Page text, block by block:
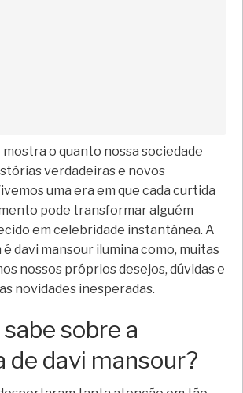
o quanto nossa sociedade
verdadeiras e novos
uma era em que cada curtida
pode transformar alguém
em celebridade instantânea. A
é davi mansour ilumina como, muitas
nossos próprios desejos, dúvidas e
novidades inesperadas.
sobre a
de davi mansour?